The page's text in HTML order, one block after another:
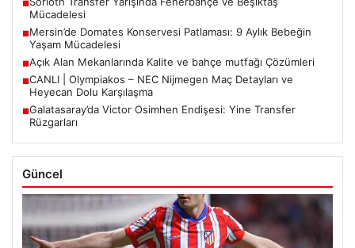
■
Mücadelesi
■Mersin’de Domates Konservesi Patlaması: 9 Aylık Bebeğin
Yaşam Mücadelesi
■Açık Alan Mekanlarında Kalite ve bahçe mutfağı Çözümleri
■CANLI | Olympiakos – NEC Nijmegen Maç Detayları ve
Heyecan Dolu Karşılaşma
■Galatasaray’da Victor Osimhen Endişesi: Yine Transfer
Rüzgarları
Güncel